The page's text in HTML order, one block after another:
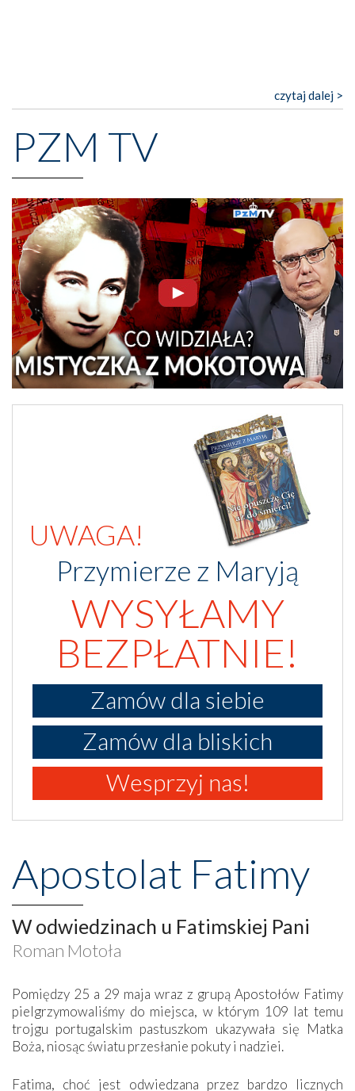
czytaj dalej >
PZM TV
UWAGA!
Przymierze z Maryją
WYSYŁAMY
BEZPŁATNIE!
Zamów dla siebie
Zamów dla bliskich
Wesprzyj nas!
Apostolat Fatimy
W odwiedzinach u Fatimskiej Pani
Roman Motoła
Pomiędzy 25 a 29 maja wraz z grupą Apostołów Fatimy
pielgrzymowaliśmy do miejsca, w którym 109 lat temu
trojgu portugalskim pastuszkom ukazywała się Matka
Boża, niosąc światu przesłanie pokuty i nadziei.
Fatima, choć jest odwiedzana przez bardzo licznych